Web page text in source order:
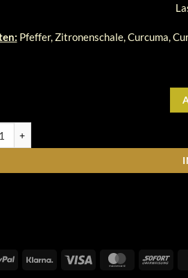
Pfeffer, Zitronenschale, Curcuma,
PayPal Klarna Visa MasterCard